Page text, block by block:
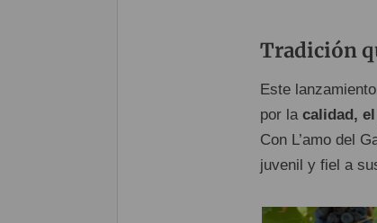
Tradición
Este
por la calidad,
Con L’amo del
juvenil y fiel a